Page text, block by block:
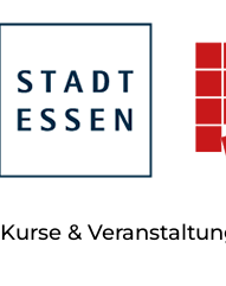
Kurse &